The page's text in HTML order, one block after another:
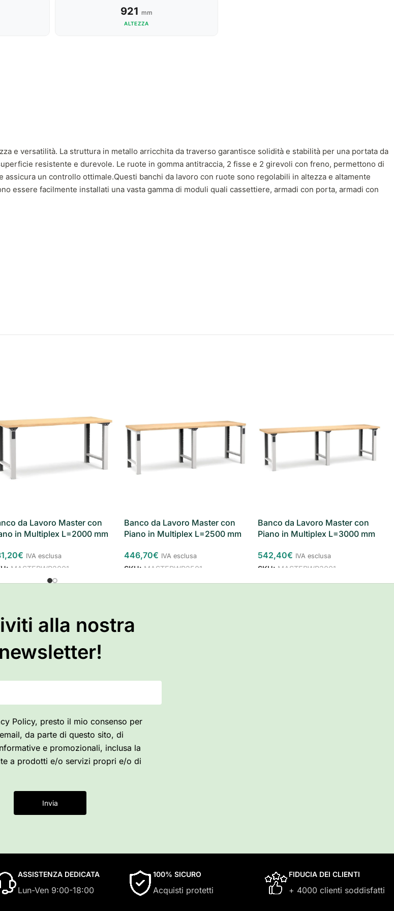
921 mm
ALTEZZA
e versatilità. La struttura in metallo arricchita da traverso garantisce solidità e stabilità per una portata da
resistente e durevole. Le ruote in gomma antitraccia, 2 fisse e 2 girevoli con freno, permettono di
un controllo ottimale.Questi banchi da lavoro con ruote sono regolabili in altezza e altamente
essere facilmente installati una vasta gamma di moduli quali cassettiere, armadi con porta, armadi con
da Lavoro Master con
in Multiplex L=2000 mm
€ IVA esclusa
MASTERWR2001
Banco da Lavoro Master con
Piano in Multiplex L=2500 mm
446,70€ IVA esclusa
SKU: MASTERWR2501
Banco da Lavoro Master con
Piano in Multiplex L=3000 mm
542,40€ IVA esclusa
SKU: MASTERWR3001
alla nostra
newsletter!
Policy, presto il mio consenso per
da parte di questo sito, di
e promozionali, inclusa la
a prodotti e/o servizi propri e/o di
Invia
ASSISTENZA DEDICATA
Lun-Ven 9:00-18:00
100% SICURO
Acquisti protetti
FIDUCIA DEI CLIENTI
+ 4000 clienti soddisfatti